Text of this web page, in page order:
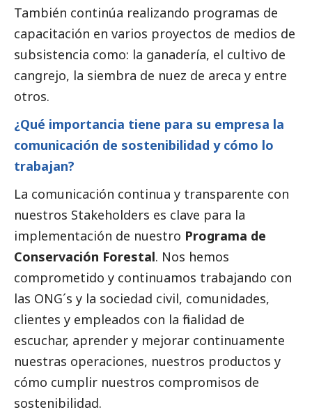
También continúa realizando programas de
capacitación en varios proyectos de medios de
subsistencia como: la ganadería, el cultivo de
cangrejo, la siembra de nuez de areca y entre
otros.
¿Qué importancia tiene para su empresa la
comunicación de sostenibilidad y cómo lo
trabajan?
La comunicación continua y transparente con
nuestros Stakeholders es clave para la
implementación de nuestro Programa de
Conservación Forestal. Nos hemos
comprometido y continuamos trabajando con
las ONG´s y la sociedad civil, comunidades,
clientes y empleados con la finalidad de
escuchar, aprender y mejorar continuamente
nuestras operaciones, nuestros productos y
cómo cumplir nuestros compromisos de
sostenibilidad.